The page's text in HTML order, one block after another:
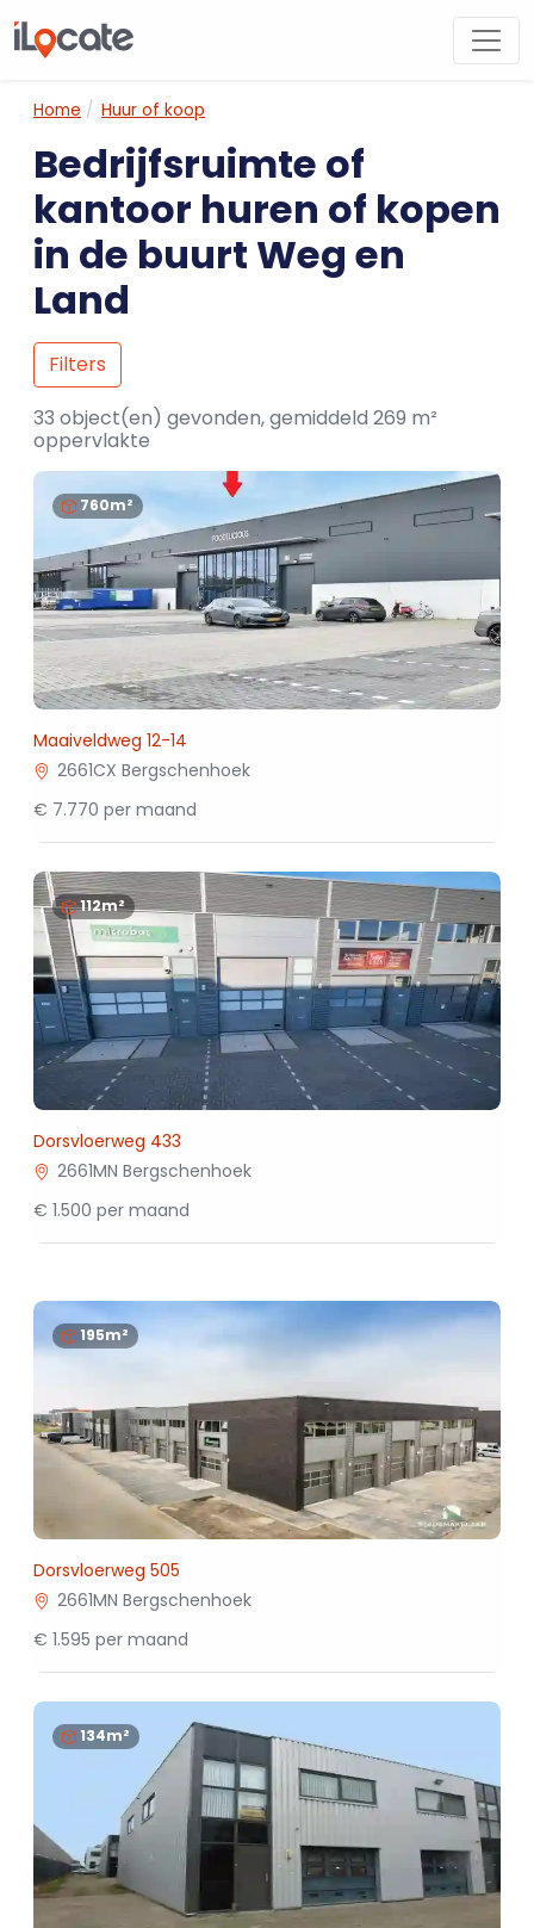
Home Huur of koop
Bedrijfsruimte of
kantoor huren of kopen
in de buurt Weg en
Land
Filters
33 object(en) gevonden, gemiddeld 269 m²
oppervlakte
760m²
Maaiveldweg 12-14
2661CX Bergschenhoek
€ 7.770 per maand
112m²
Dorsvloerweg 433
2661MN Bergschenhoek
€ 1.500 per maand
195m²
Dorsvloerweg 505
2661MN Bergschenhoek
€ 1.595 per maand
134m²